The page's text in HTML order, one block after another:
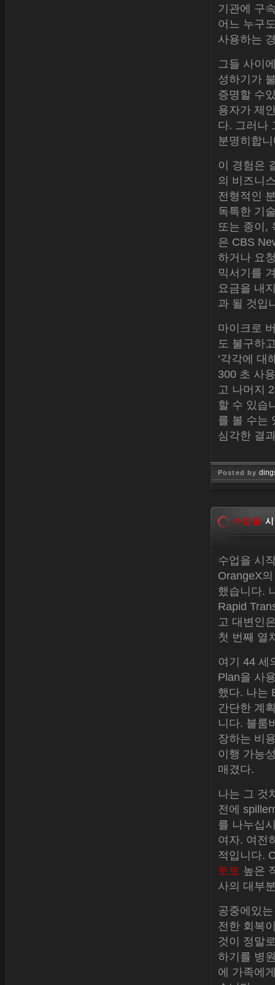
기관에 구
어느 누구
사용하는
그들 사이
성하기가
증명할 수
용자가 제
다. 그러나
분명히합
이 경험은
의 비즈니
전형적인
독특한 기
또는 종이,
은 CBS
하거나 요
믹서기를
요금을 내
과 될 것입
마이크로
도 불구하
‘각각에 대
300 초 사
고 나머지
할 수 있습
를 볼 수는
심각한 결
Posted by
수업을
수업을 시
OrangeX
했습니다.
Rapid
고 대변인
첫 번째 열
여기 44 세
Plan을 사
했다. 나는
간단한 계
니다. 블룸
장하는 비
이행 가능
매겼다.
나는 그 것
전에
를 나누십
여자. 여전
적입니다.
토토 높은
사의 대부
공중에있
전한 회복
것이 정말
하기를 병
에 가족에